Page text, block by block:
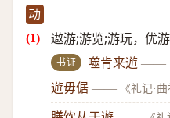
动
遨游;游览;游玩，优
书证 噬肯来遊 ——
遊毋倨 —— 《礼记·曲